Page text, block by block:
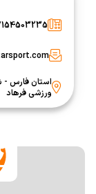
استان فارس -
ورزشی فرهاد